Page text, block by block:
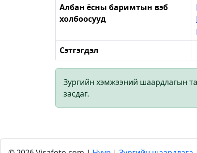
Албан ёсны баримтын вэб
холбоосууд
Сэтгэгдэл
Зургийн хэмжээний шаардлагын
засдаг.